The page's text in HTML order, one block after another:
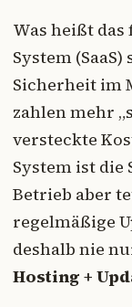
Was heißt das
System
Sicherheit im
zahlen mehr
versteckte
System ist die
Betrieb aber
regelmäßige
deshalb nie
Hosting +